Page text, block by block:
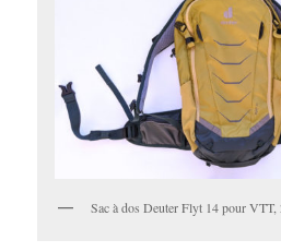
Sac à dos Deuter Flyt 14 pour